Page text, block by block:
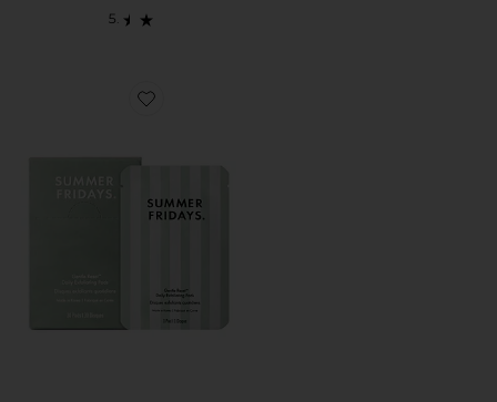
Favorite GENTLE RESET DAILY EXFOLIATING PADS